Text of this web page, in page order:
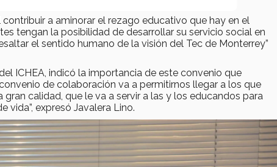
del campus.
a aminorar el rezago educativo que hay en el
tengan la posibilidad de desarrollar su servicio social en
el sentido humano de la visión del Tec de Monterrey”
ICHEA, indicó la importancia de este convenio que
de colaboración va a permitirnos llegar a los que
calidad, que le va a servir a las y los educandos para
vida”, expresó Javalera Lino.